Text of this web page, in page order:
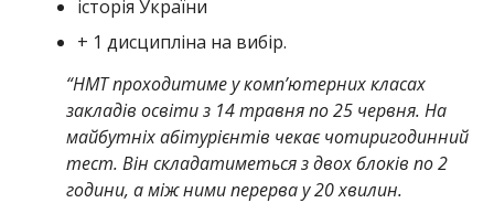
історія України
+ 1 дисципліна на вибір.
“НМТ проходитиме у комп’ютерних класах
закладів освіти з 14 травня по 25 червня. На
майбутніх абітурієнтів чекає чотиригодинний
тест. Він складатиметься з двох блоків по 2
години, а між ними перерва у 20 хвилин.